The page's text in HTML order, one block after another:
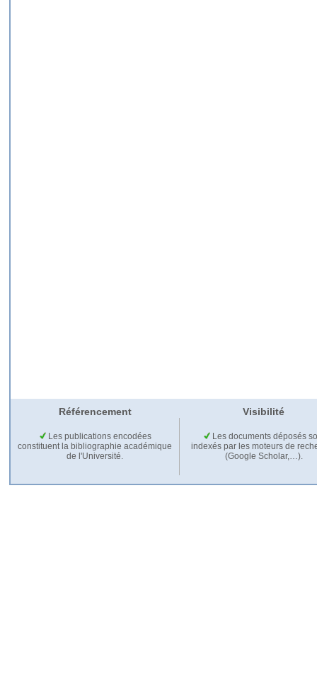
Référencement Visibilité
Les publications encodées
constituent la bibliographie académique
de l'Université.
Les documents déposés
indexés par les moteurs de
(Google Scholar,…).